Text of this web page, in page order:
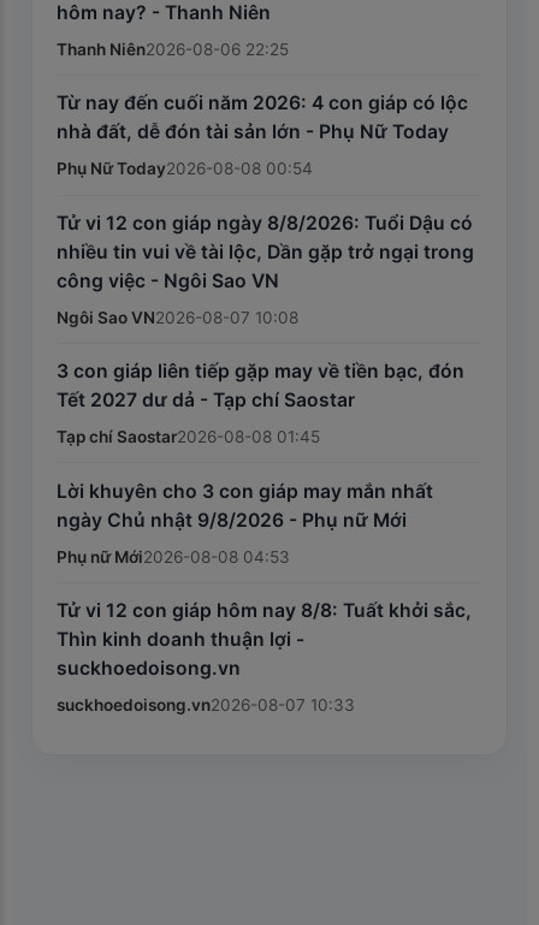
hôm nay? - Thanh Niên
Thanh Niên2026-08-06 22:25
Từ nay đến cuối năm 2026: 4 con giáp có lộc
nhà đất, dễ đón tài sản lớn - Phụ Nữ Today
Phụ Nữ Today2026-08-08 00:54
Tử vi 12 con giáp ngày 8/8/2026: Tuổi Dậu có
nhiều tin vui về tài lộc, Dần gặp trở ngại trong
công việc - Ngôi Sao VN
Ngôi Sao VN2026-08-07 10:08
3 con giáp liên tiếp gặp may về tiền bạc, đón
Tết 2027 dư dả - Tạp chí Saostar
Tạp chí Saostar2026-08-08 01:45
Lời khuyên cho 3 con giáp may mắn nhất
ngày Chủ nhật 9/8/2026 - Phụ nữ Mới
Phụ nữ Mới2026-08-08 04:53
Tử vi 12 con giáp hôm nay 8/8: Tuất khởi sắc,
Thìn kinh doanh thuận lợi -
suckhoedoisong.vn
suckhoedoisong.vn2026-08-07 10:33